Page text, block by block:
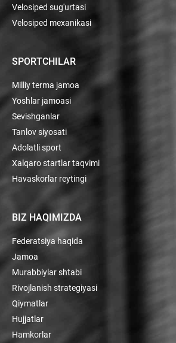
Velosiped sug'urtasi
Velosiped mexanikasi
SPORTCHILAR
Milliy terma jamoa
Yoshlar jamoasi
Sevishganlar
Tanlov siyosati
Adolatli sport
Xalqaro startlar taqvimi
Havaskorlar reytingi
BIZ HAQIMIZDA
Federatsiya haqida
Jamoa
Murabbiylar shtabi
Rivojlanish strategiyasi
Qiymatlar
Hujjatlar
Hamkorlar